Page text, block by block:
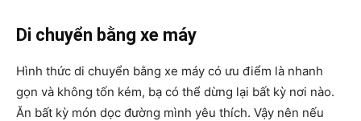
Di chuyển bằng xe máy
Hình thức di chuyển bằng xe máy có ưu điểm là nhanh
gọn và không tốn kém, bạ có thể dừng lại bất kỳ nơi nào.
Ăn bất kỳ món dọc đường mình yêu thích. Vậy nên nếu